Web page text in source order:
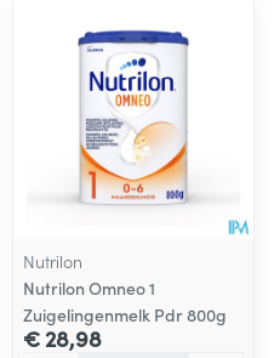
Nutrilon
Nutrilon Omneo 1
Zuigelingenmelk Pdr 800g
€ 28,98